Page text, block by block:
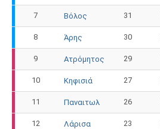
7 Βόλος 31
8 Άρης 30
9 Ατρόμητος 29
10 Κηφισιά 27
11 Παναιτωλ 26
12 Λάρισα 23